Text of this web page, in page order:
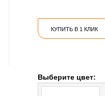
КУПИТЬ В 1 КЛИК
Выберите цвет: